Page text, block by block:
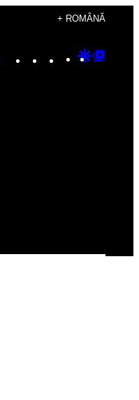
+ ROMÂNĂ
Instagram
TikTok
YouTube
Google